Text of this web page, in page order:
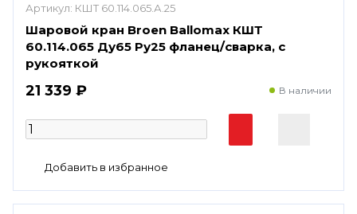
Артикул: КШТ 60.114.065.А.25
Шаровой кран Broen Ballomax КШТ
60.114.065 Ду65 Ру25 фланец/сварка, с
рукояткой
21 339 ₽ В наличии